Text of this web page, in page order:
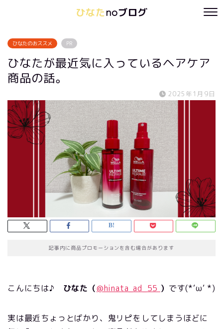
ひなたnoブログ
ひなたのおススメ PR
ひなたが最近気に入っているヘアケア
商品の話。
2025年1月9日
記事内に商品プロモーションを含む場合があります
こんにちは♪ ひなた（@hinata_ad_55 ） です(*‘ω‘ *)
実は最近ちょっとばかり、鬼リピをしてしまうほどに